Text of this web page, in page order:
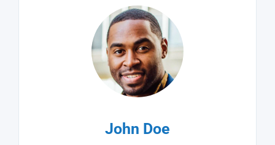
John Doe